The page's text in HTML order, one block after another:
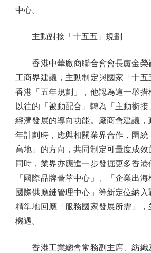
中心。
主動對接「十五五」規劃
香港中華廠商聯合會會長盧金榮
工商界建議，主動制定與國家「十五
香港「五年規劃」，他認為這一舉措
以往的「被動配合」轉為「主動銜
經濟發展的導向功能。廠商會建議，
年計劃時，應與相關業界合作，圍
高地」的方向，共同制定可量度成效
同時，業界亦應進一步發掘更多香
「國際品牌薈萃中心」、「企業出
國際供應鏈管理中心」等新定位納
精準地回應「服務國家發展所需」，
機遇。
香港工業總會常務副主席、紡織